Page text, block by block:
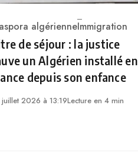
algérienneImmigration
de séjour : la justice
un Algérien installé en
depuis son enfance
2026 à 13:19Lecture en 4 min